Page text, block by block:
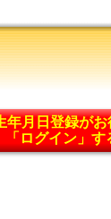
年月日登録がお
「ログイン」